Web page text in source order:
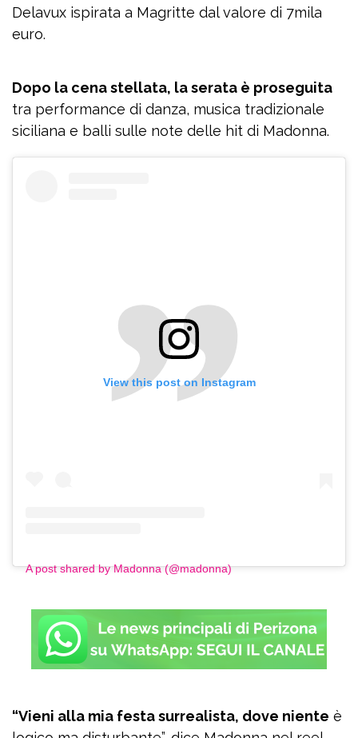
Delavux ispirata a Magritte dal valore di 7mila
euro.
Dopo la cena stellata, la serata è proseguita
tra performance di danza, musica tradizionale
siciliana e balli sulle note delle hit di Madonna.
View this post on Instagram
A post shared by Madonna (@madonna)
“Vieni alla mia festa surrealista, dove niente è